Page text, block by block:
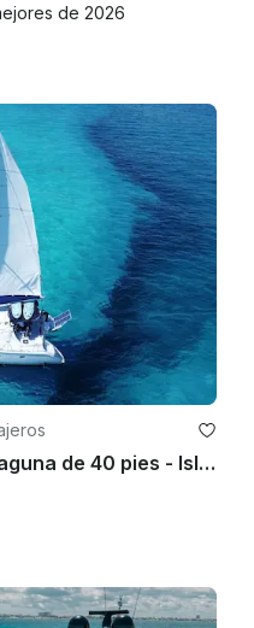
de 2026
Catamarán privado en la laguna de 40 pies - Isla Mujeres | Bar abierto, esnórquel y almuerzo